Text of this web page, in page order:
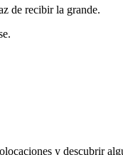
de recibir la grande.
y descubrir